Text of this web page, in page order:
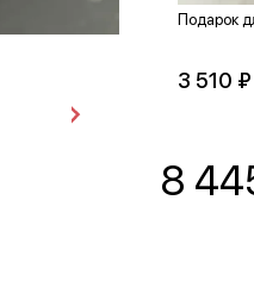
Подарок
3 510 ₽
8